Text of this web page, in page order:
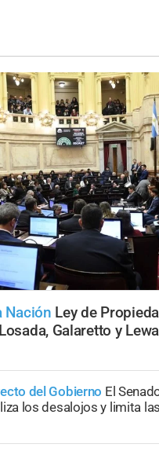
Nación Ley de
Galaretto y
del Gobierno El
los desalojos y limita las